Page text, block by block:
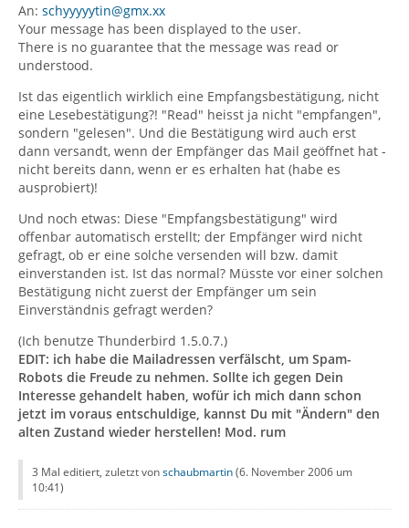
An: schyyyyytin@gmx.xx
Your message has been displayed to the user.
There is no guarantee that the message was read or
understood.
Ist das eigentlich wirklich eine Empfangsbestätigung, nicht
eine Lesebestätigung?! "Read" heisst ja nicht "empfangen",
sondern "gelesen". Und die Bestätigung wird auch erst
dann versandt, wenn der Empfänger das Mail geöffnet hat -
nicht bereits dann, wenn er es erhalten hat (habe es
ausprobiert)!
Und noch etwas: Diese "Empfangsbestätigung" wird
offenbar automatisch erstellt; der Empfänger wird nicht
gefragt, ob er eine solche versenden will bzw. damit
einverstanden ist. Ist das normal? Müsste vor einer solchen
Bestätigung nicht zuerst der Empfänger um sein
Einverständnis gefragt werden?
(Ich benutze Thunderbird 1.5.0.7.)
EDIT: ich habe die Mailadressen verfälscht, um Spam-
Robots die Freude zu nehmen. Sollte ich gegen Dein
Interesse gehandelt haben, wofür ich mich dann schon
jetzt im voraus entschuldige, kannst Du mit "Ändern" den
alten Zustand wieder herstellen! Mod. rum
3 Mal editiert, zuletzt vonschaubmartin(6. November 2006 um
10:41)